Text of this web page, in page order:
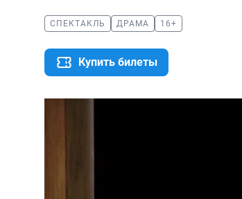
СПЕКТАКЛЬ ДРАМА 16+
Купить билеты